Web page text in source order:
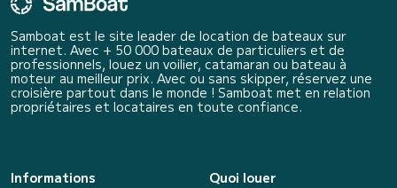
Samboat est le site leader de location de bateaux sur
internet. Avec + 50 000 bateaux de particuliers et de
professionnels, louez un voilier, catamaran ou bateau à
moteur au meilleur prix. Avec ou sans skipper, réservez une
croisière partout dans le monde ! Samboat met en relation
propriétaires et locataires en toute confiance.
Informations
Quoi louer